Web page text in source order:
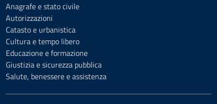
Anagrafe e stato civile
Autorizzazioni
Catasto e urbanistica
Cultura e tempo libero
Educazione e formazione
Giustizia e sicurezza pubblica
Salute, benessere e assistenza